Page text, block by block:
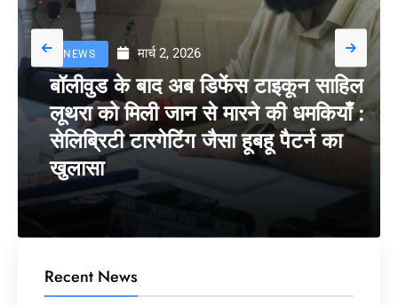
NEWS मार्च 2, 2026
बॉलीवुड के बाद अब डिफेंस टाइकून साहिल
लूथरा को मिली जान से मारने की धमकियाँ :
सेलिब्रिटी टारगेटिंग जैसा हूबहू पैटर्न का
खुलासा
Recent News